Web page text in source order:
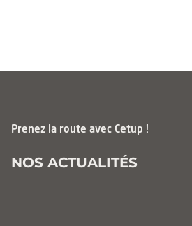
Prenez la route avec Cetup !
NOS ACTUALITÉS